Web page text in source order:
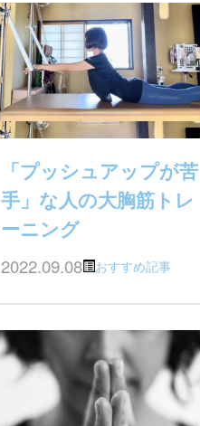
「プッシュアップが苦
手」な人の大胸筋トレ
ーニング
2022.09.08 おすすめ記事